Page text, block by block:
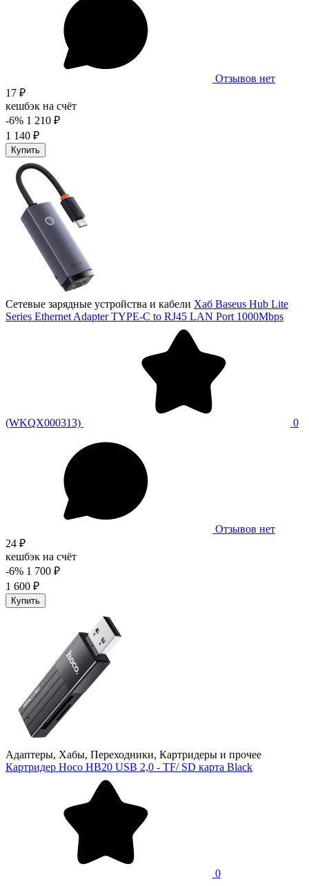
Отзывов нет
17 ₽
кешбэк на счёт
-6% 1 210 ₽
1 140 ₽
Купить
Сетевые зарядные устройства и кабели Хаб Baseus Hub Lite
Series Ethernet Adapter TYPE-C to RJ45 LAN Port 1000Mbps
(WKQX000313) 0
Отзывов нет
24 ₽
кешбэк на счёт
-6% 1 700 ₽
1 600 ₽
Купить
Адаптеры, Хабы, Переходники, Картридеры и прочее
Картридер Hoco HB20 USB 2,0 - TF/ SD карта Black
0